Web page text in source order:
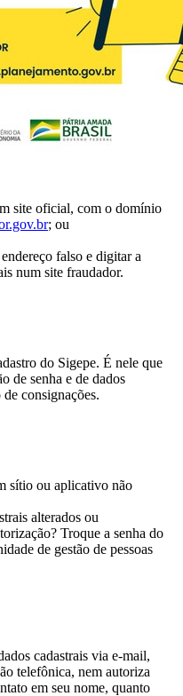
site oficial, com o domínio
; ou
falso e digitar a
num site fraudador.
do Sigepe. É nele que
de senha e de dados
consignações.
sítio ou aplicativo não
alterados ou
Troque a senha do
de gestão de pessoas
cadastrais via e-mail,
telefônica, nem autoriza
em seu nome, quanto